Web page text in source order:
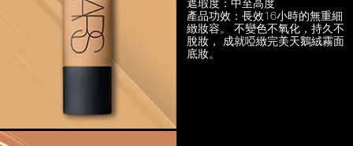
遮瑕度：中至高度
產品功效：長效16小時的無重細
緻妝容。
不變色不氧化，持久不
脫妝，
成就啞緻完美天鵝絨霧面
底妝。